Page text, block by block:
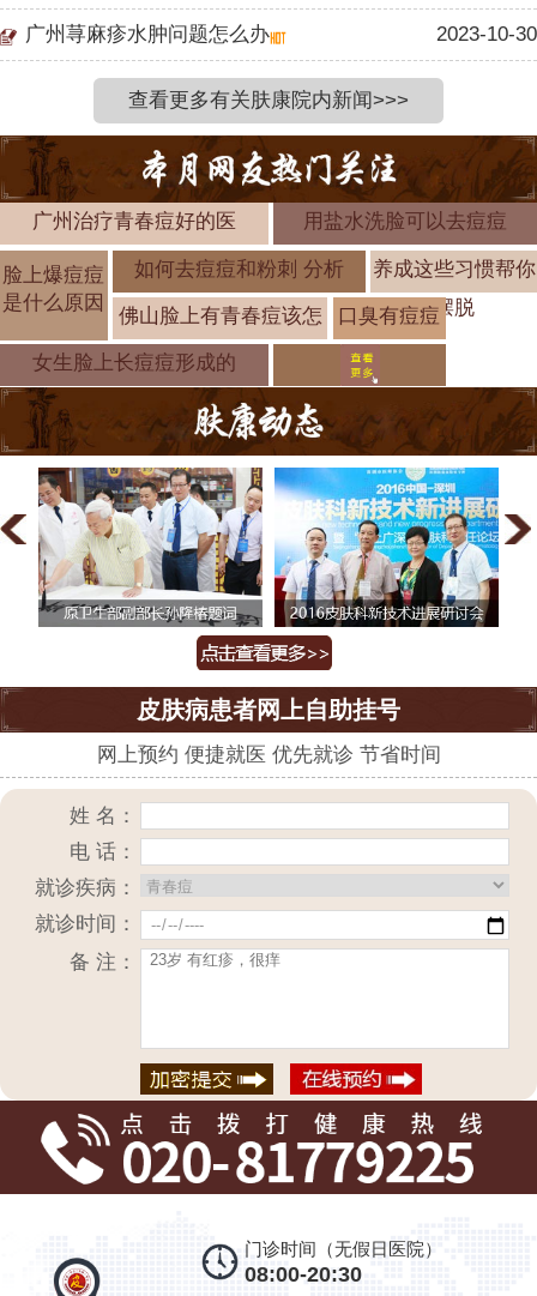
广州荨麻疹水肿问题怎么办 2023-10-30
查看更多有关肤康院内新闻>>>
广州治疗青春痘好的医 用盐水洗脸可以去痘痘
脸上爆痘痘
是什么原因
如何去痘痘和粉刺 分析
养成这些习惯帮你
摆脱
佛山脸上有青春痘该怎
口臭有痘痘
是怎么了 警
女生脸上长痘痘形成的
皮肤病患者网上自助挂号
网上预约 便捷就医 优先就诊 节省时间
姓 名：
电 话：
就诊疾病：
就诊时间：
备 注：
门诊时间（无假日医院）
08:00-20:30